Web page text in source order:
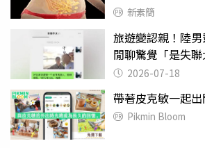
新素簡
旅遊變認親！陸
閒聊驚覺「是失
2026-07-18
帶著皮克敏一起
Pikmin Bloom